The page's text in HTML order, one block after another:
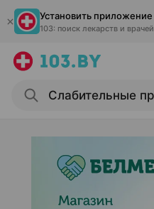
Установить приложение
103: поиск лекарств и врачей